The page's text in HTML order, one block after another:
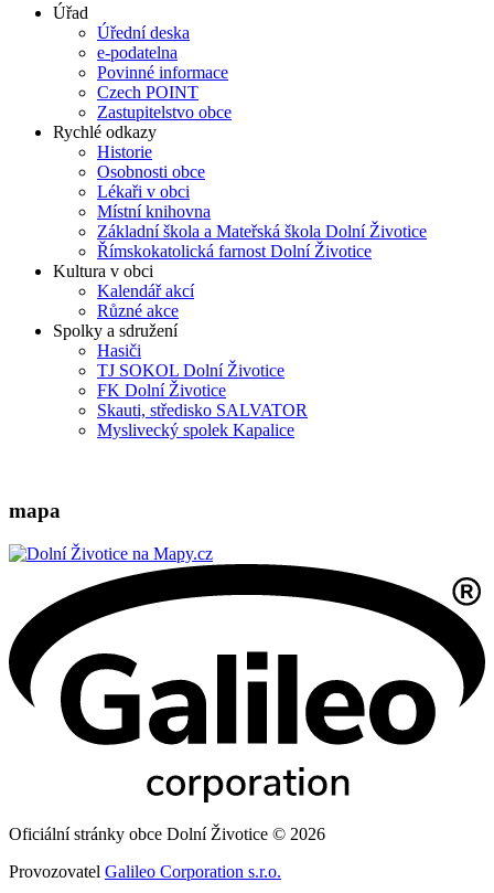
Úřad
Úřední deska
e-podatelna
Povinné informace
Czech POINT
Zastupitelstvo obce
Rychlé odkazy
Historie
Osobnosti obce
Lékaři v obci
Místní knihovna
Základní škola a Mateřská škola Dolní Životice
Římskokatolická farnost Dolní Životice
Kultura v obci
Kalendář akcí
Různé akce
Spolky a sdružení
Hasiči
TJ SOKOL Dolní Životice
FK Dolní Životice
Skauti, středisko SALVATOR
Myslivecký spolek Kapalice
mapa
Oficiální stránky obce Dolní Životice © 2026
Provozovatel Galileo Corporation s.r.o.